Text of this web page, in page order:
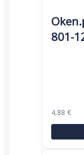
801-
Pôvodná
7,50 €.
4,88 €